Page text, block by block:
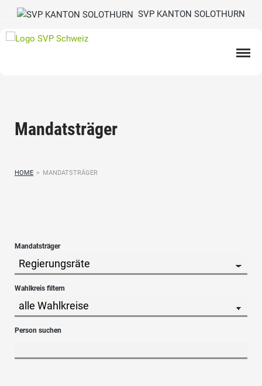
SVP KANTON SOLOTHURN
Mandatsträger
HOME > MANDATSTRÄGER
Mandatsträger
Wahlkreis filtern
Person suchen